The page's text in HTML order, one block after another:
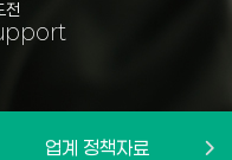
전
업계 정책자료